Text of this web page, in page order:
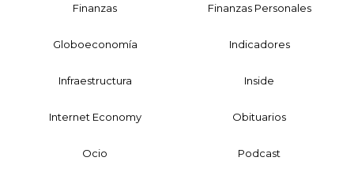
Finanzas Finanzas Personales
Globoeconomía Indicadores
Infraestructura Inside
Internet Economy Obituarios
Ocio Podcast